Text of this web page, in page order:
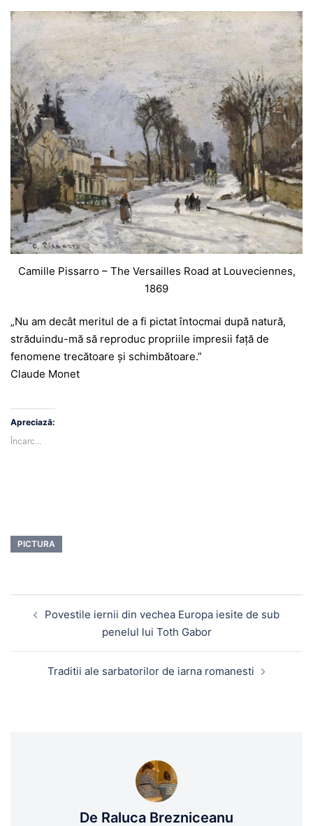
Camille Pissarro – The Versailles Road at Louveciennes,
1869
„Nu am decât meritul de a fi pictat întocmai după natură,
străduindu-mă să reproduc propriile impresii faţă de
fenomene trecătoare şi schimbătoare.”
Claude Monet
Apreciază:
Încarc...
PICTURA
Povestile iernii din vechea Europa iesite de sub
penelul lui Toth Gabor
Traditii ale sarbatorilor de iarna romanesti
De Raluca Brezniceanu